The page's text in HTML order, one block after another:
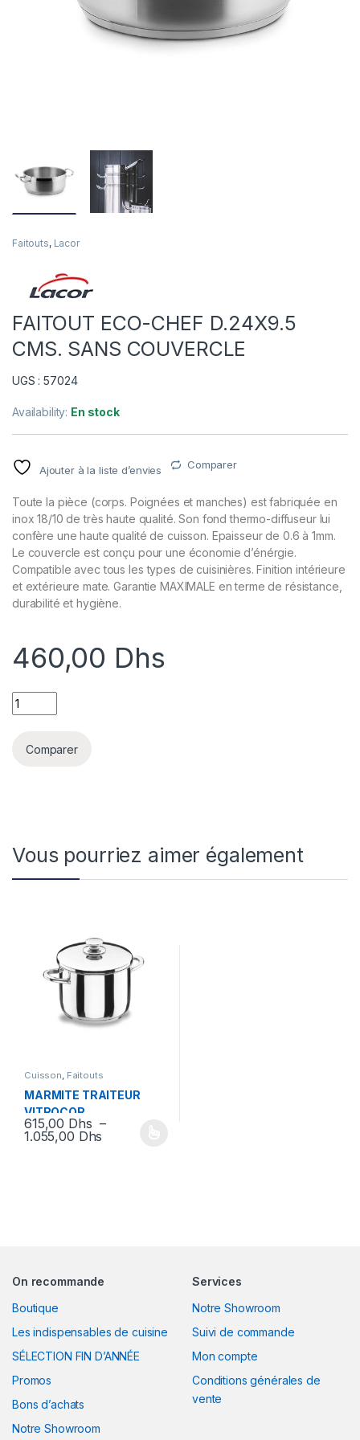
Faitouts, Lacor
FAITOUT ECO-CHEF D.24X9.5
CMS. SANS COUVERCLE
UGS : 57024
Availability: En stock
Ajouter à la liste d’envies Comparer
Toute la pièce (corps. Poignées et manches) est fabriquée en
inox 18/10 de très haute qualité. Son fond thermo-diffuseur lui
confère une haute qualité de cuisson. Epaisseur de 0.6 à 1mm.
Le couvercle est conçu pour une économie d’énérgie.
Compatible avec tous les types de cuisinières. Finition intérieure
et extérieure mate. Garantie MAXIMALE en terme de résistance,
durabilité et hygiène.
460,00 Dhs
FAITOUT ECO-CHEF D.24X9.5 CMS. SANS COUVERCLE
Comparer
Vous pourriez aimer également
Cuisson, Faitouts
MARMITE TRAITEUR
VITROCOR
615,00 Dhs –
1.055,00 Dhs
Ce produit a plusieurs variations. Les options peuvent être
On recommande
Boutique
Les indispensables de cuisine
SÉLECTION FIN D’ANNÉE
Promos
Bons d’achats
Notre Showroom
Services
Notre Showroom
Suivi de commande
Mon compte
Conditions générales de
vente